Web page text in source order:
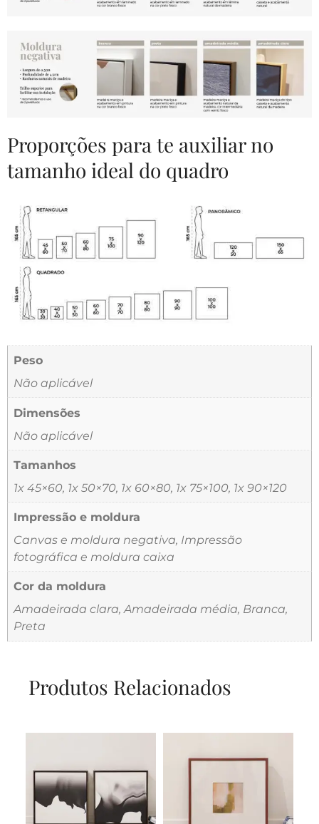
Proporções para te auxiliar no
tamanho ideal do quadro
Peso
Não aplicável
Dimensões
Não aplicável
Tamanhos
1x 45×60, 1x 50×70, 1x 60×80, 1x 75×100, 1x 90×120
Impressão e moldura
Canvas e moldura negativa, Impressão
fotográfica e moldura caixa
Cor da moldura
Amadeirada clara, Amadeirada média, Branca,
Preta
Produtos Relacionados